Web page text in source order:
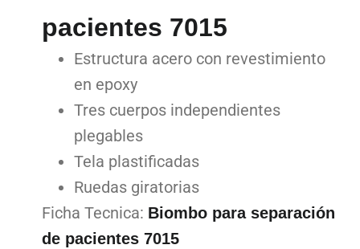
pacientes 7015
Estructura acero con revestimiento
en epoxy
Tres cuerpos independientes
plegables
Tela plastificadas
Ruedas giratorias
Ficha Tecnica: Biombo para separación
de pacientes 7015